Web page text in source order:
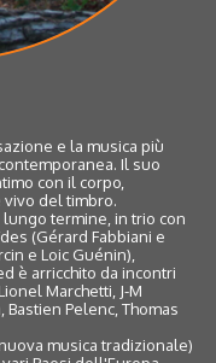
e la musica più
Il suo
con il corpo,
vivo del timbro.
lungo termine, in trio con
(Gérard Fabbiani e
e Loic Guénin),
è arricchito da incontri
Marchetti, J-M
Pelenc, Thomas
musica tradizionale)